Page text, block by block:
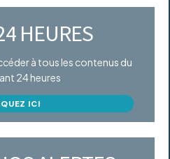
HEURES
à tous les contenus du
24 heures
ICI